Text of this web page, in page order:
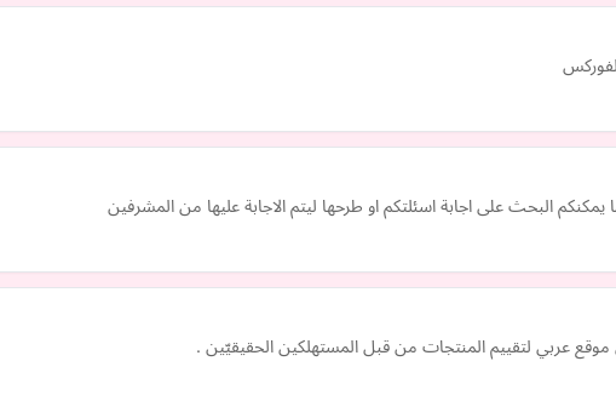
البحث على اجابة اسئلتكم او طرحها ليتم الاجابة عليها من المشرفين
عربي لتقييم المنتجات من قبل المستهلكين الحقيقيّين .